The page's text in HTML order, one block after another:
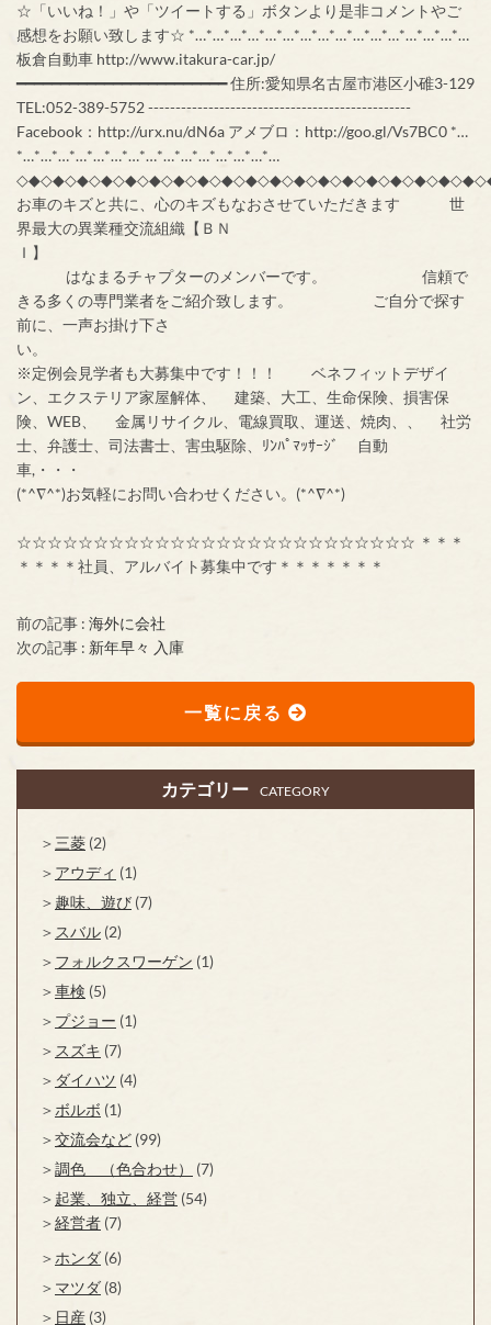
☆「いいね！」や「ツイートする」ボタンより是非コメントやご
感想をお願い致します☆ *…*…*…*…*…*…*…*…*…*…*…*…*…*…*…*…
板倉自動車 http://www.itakura-car.jp/
━━━━━━━━━━━━━━━━━━━━━━━━ 住所:愛知県名古屋市港区小碓3-129
TEL:052-389-5752 ------------------------------------------------
Facebook：http://urx.nu/dN6a アメブロ：http://goo.gl/Vs7BC0 *…
*…*…*…*…*…*…*…*…*…*…*…*…*…*…*…
お車のキズと共に、心のキズもなおさせていただきます 世
界最大の異業種交流組織【ＢＮ
Ｉ】
はなまるチャプターのメンバーです。 信頼で
きる多くの専門業者をご紹介致します。 ご自分で探す
前に、一声お掛け下さ
い。
※定例会見学者も大募集中です！！！ ベネフィットデザイ
ン、エクステリア家屋解体、 建築、大工、生命保険、損害保
険、WEB、 金属リサイクル、電線買取、運送、焼肉、、 社労
士、弁護士、司法書士、害虫駆除、ﾘﾝﾊﾟﾏｯｻｰｼﾞ 自動
車,・・・
(*^∇^*)お気軽にお問い合わせください。(*^∇^*)
☆☆☆☆☆☆☆☆☆☆☆☆☆☆☆☆☆☆☆☆☆☆☆☆☆☆ ＊＊＊
＊＊＊＊社員、アルバイト募集中です＊＊＊＊＊＊＊
前の記事 : 海外に会社
次の記事 : 新年早々 入庫
一覧に戻る
カテゴリー CATEGORY
三菱 (2)
アウディ (1)
趣味、遊び (7)
スバル (2)
フォルクスワーゲン (1)
車検 (5)
プジョー (1)
スズキ (7)
ダイハツ (4)
ボルボ (1)
交流会など (99)
調色 （色合わせ）
(7)
起業、独立、経営 (54)
経営者 (7)
ホンダ (6)
マツダ (8)
日産 (3)